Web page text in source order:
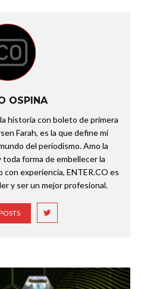
OSPINA
historia con boleto de primera
Farah, es la que define mi
del periodismo. Amo la
forma de embellecer la
con experiencia, ENTER.CO es
y ser un mejor profesional.